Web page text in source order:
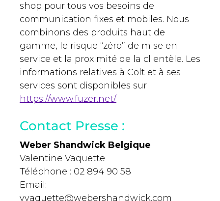
shop pour tous vos besoins de
communication fixes et mobiles. Nous
combinons des produits haut de
gamme, le risque “zéro” de mise en
service et la proximité de la clientèle. Les
informations relatives à Colt et à ses
services sont disponibles sur
https://www.fuzer.net/
Contact Presse :
Weber Shandwick Belgique
Valentine Vaquette
Téléphone : 02 894 90 58
Email:
vvaquette@webershandwick.com